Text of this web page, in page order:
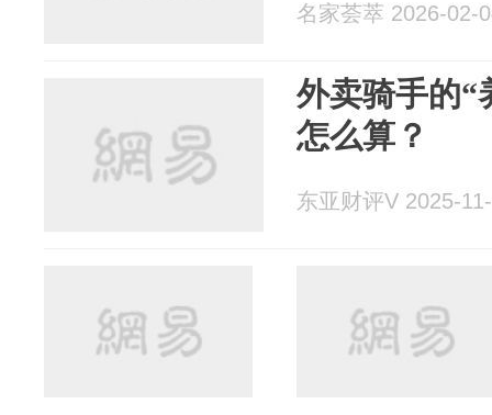
名家荟萃 2026-02-
外卖骑手的“
怎么算？
东亚财评V 2025-